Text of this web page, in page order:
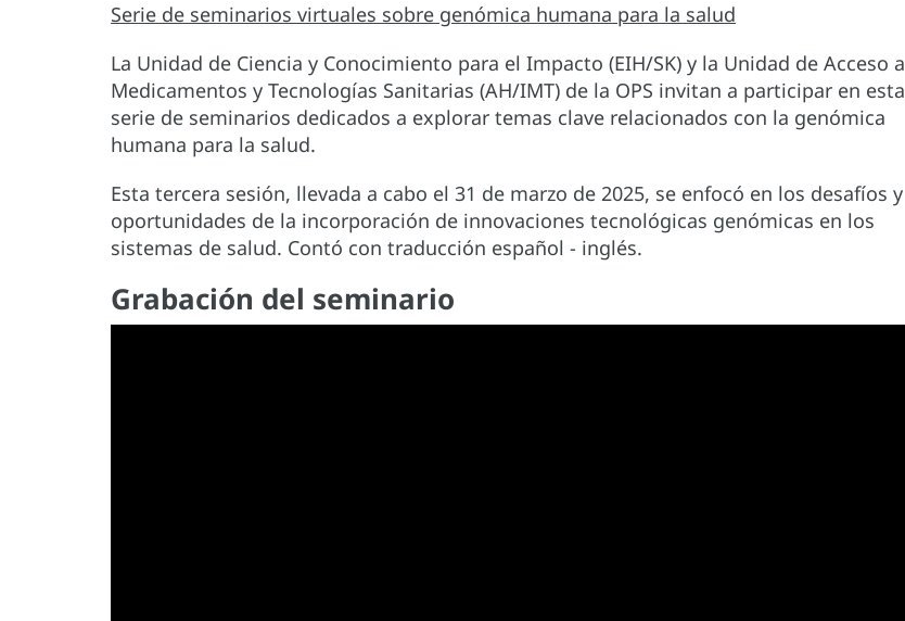
Serie de seminarios virtuales sobre genómica humana para la salud
La Unidad de Ciencia y Conocimiento para el Impacto (EIH/SK) y la Unidad de Acceso a
Medicamentos y Tecnologías Sanitarias (AH/IMT) de la OPS invitan a participar en esta
serie de seminarios dedicados a explorar temas clave relacionados con la genómica
humana para la salud.
Esta tercera sesión, llevada a cabo el 31 de marzo de 2025, se enfocó en los desafíos y
oportunidades de la incorporación de innovaciones tecnológicas genómicas en los
sistemas de salud. Contó con traducción español - inglés.
Grabación del seminario